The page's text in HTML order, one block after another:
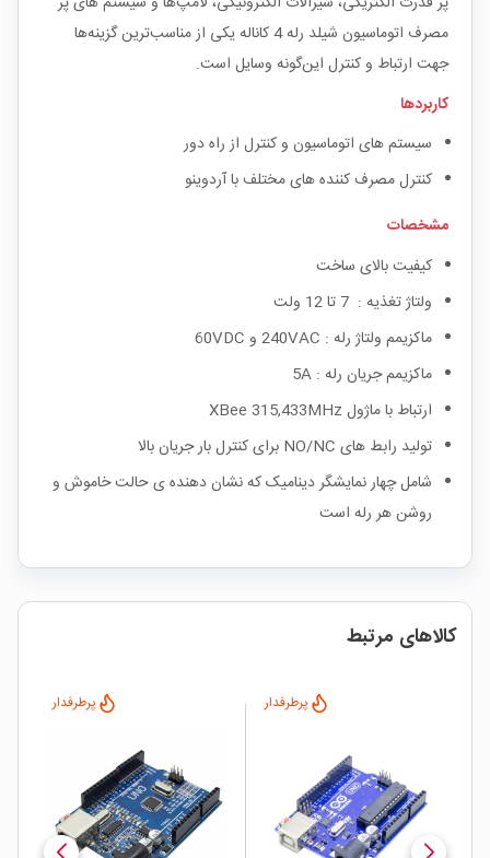
مصرف اتوماسیون شیلد رله 4 کاناله یکی از مناسب‌ترین گزینه‌ها
جهت ارتباط و کنترل این‌گونه وسایل است.
کاربردها
سیستم های اتوماسیون و کنترل از راه دور
کنترل مصرف کننده های مختلف با آردوینو
مشخصات
کیفیت بالای ساخت
ولتاژ تغذیه : 7 تا 12 ولت
ماکزیمم ولتاژ رله : 240VAC و 60VDC
ماکزیمم جریان رله : 5A
ارتباط با ماژول XBee 315,433MHz
تولید رابط های NO/NC برای کنترل بار جریان بالا
شامل چهار نمایشگر دینامیک که نشان دهنده ی حالت خاموش و
روشن هر رله است
کالاهای مرتبط
پرطرفدار پرطرفدار